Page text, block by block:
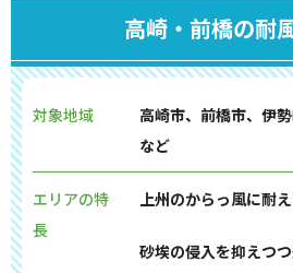
高崎・前橋の耐
対象地域
高崎市、前橋市、伊
など
エリアの特
長
上州のからっ風に耐
砂埃の侵入を抑えつ